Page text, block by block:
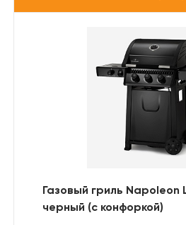
Газовый гриль Napoleon
черный (с конфоркой)